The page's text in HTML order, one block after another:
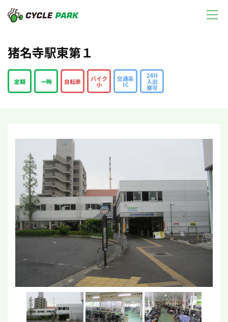
猪名寺駅東第１
定期 一時 自転車 バイク
小
交通系
IC
24H
入出
庫可